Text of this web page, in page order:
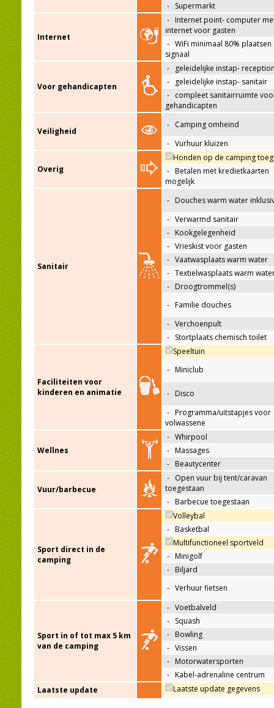
- Supermarkt
Internet
- Internet point- computer
internet voor gasten
- WiFi minimaal 80% plaatsen
signaal
Voor gehandicapten
-
geleidelijke instap-
-
geleidelijke instap- sanitair
- compleet sanitairruimte
gehandicapten
Veiligheid
- Camping omheind
- Vurhuur kluizen
Overig
Honden op de camping
- Betalen met kredietkaarten
mogelijk
Sanitair
- Douches warm water
- Verwarmd sanitair
- Kookgelegenheid
- Vrieskist voor gasten
- Vaatwasplaats warm water
- Textielwasplaats warm
- Droogtrommel(s)
- Familie douches
- Verchoenpult
- Stortplaats chemisch toilet
Faciliteiten voor
kinderen en animatie
Speeltuin
- Miniclub
- Disco
- Programma/uitstapjes voor
volwassene
Wellnes
- Whirpool
- Massages
- Beautycenter
Vuur/barbecue
- Open vuur bij tent/caravan
toegestaan
- Barbecue toegestaan
Sport direct in de
camping
Volleybal
- Basketbal
Multifunctioneel sportveld
- Minigolf
- Biljard
- Verhuur fietsen
Sport in of tot max 5 km
van de camping
- Voetbalveld
- Squash
- Bowling
- Vissen
- Motorwatersporten
- Kabel-adrenaline centrum
Laatste update
Laatste update gegevens